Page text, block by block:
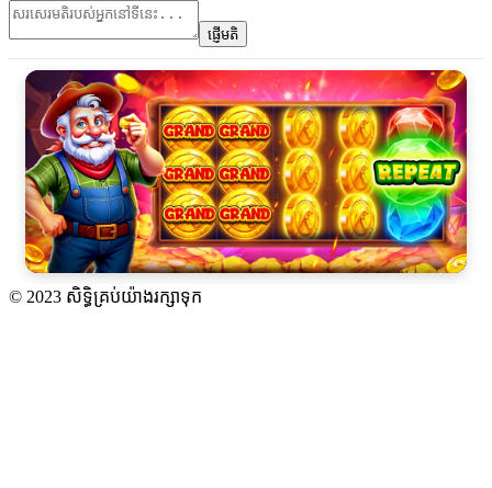
ផ្ញើមតិ
© 2023 សិទ្ធិគ្រប់យ៉ាងរក្សាទុក